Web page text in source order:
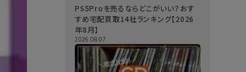
PS5Proを売るならどこがいい？おす
すめ宅配買取14社ランキング【2026
年8月】
2026.08.07